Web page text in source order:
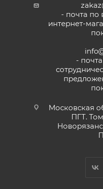
- почта по
интернет-
-
Московская
ПГТ.